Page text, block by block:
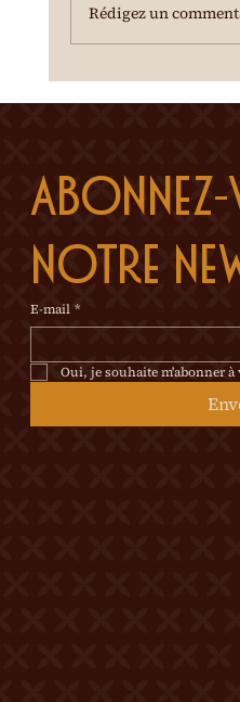
notre
E-mail *
Oui, je souhaite m'abonner à
Rédigez un